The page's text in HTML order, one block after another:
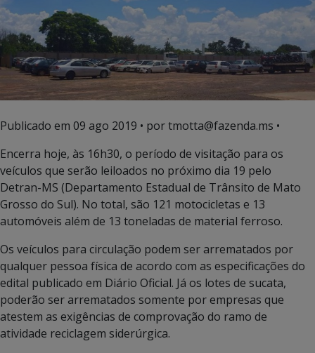
Publicado em 09 ago 2019 • por tmotta@fazenda.ms •
Encerra hoje, às 16h30, o período de visitação para os
veículos que serão leiloados no próximo dia 19 pelo
Detran-MS (Departamento Estadual de Trânsito de Mato
Grosso do Sul). No total, são 121 motocicletas e 13
automóveis além de 13 toneladas de material ferroso.
Os veículos para circulação podem ser arrematados por
qualquer pessoa física de acordo com as especificações do
edital publicado em Diário Oficial. Já os lotes de sucata,
poderão ser arrematados somente por empresas que
atestem as exigências de comprovação do ramo de
atividade reciclagem siderúrgica.